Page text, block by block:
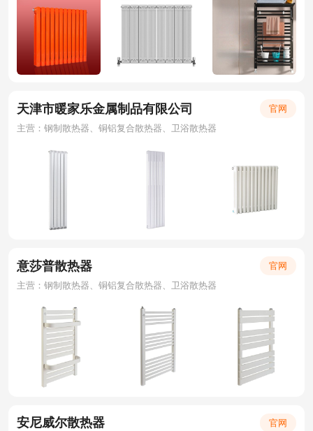
天津市暖家乐金属制品有限公司
官网
主营：钢制散热器、铜铝复合散热器、卫浴散热器
意莎普散热器
官网
主营：钢制散热器、铜铝复合散热器、卫浴散热器
安尼威尔散热器
官网